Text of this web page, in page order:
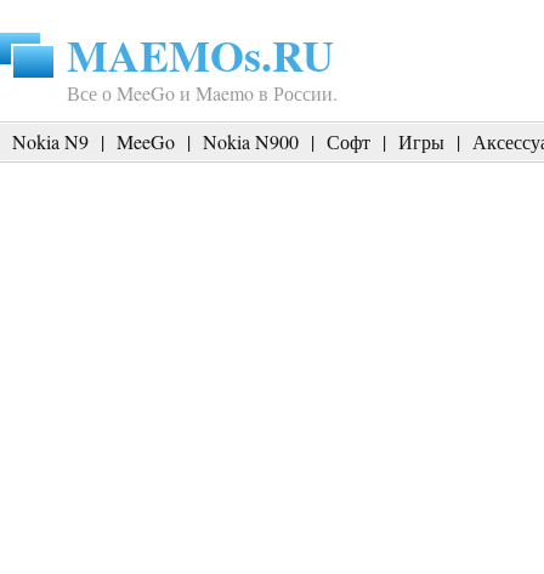
MAEMOs.RU
Все о MeeGo и Maemo в России.
Nokia N9 | MeeGo | Nokia N900 | Софт | Игры |